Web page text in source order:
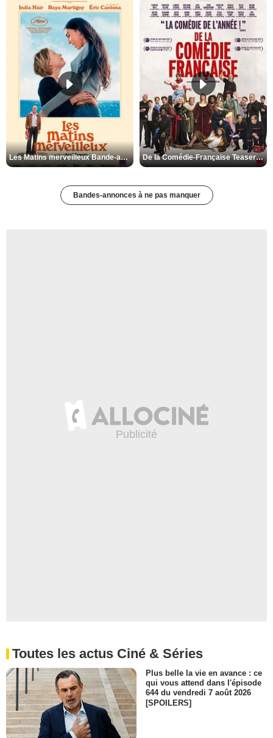
Les Matins merveilleux Bande-annonce VF De la Comédie-Française Teaser VF
Bandes-annonces à ne pas manquer
Toutes les actus Ciné & Séries
Plus belle la vie en avance : ce
qui vous attend dans l'épisode
644 du vendredi 7 août 2026
[SPOILERS]